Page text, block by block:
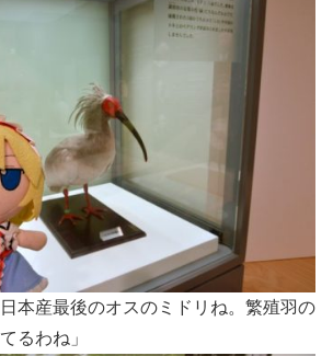
本産最後のオスのミドリね。繁殖羽の
るわね」